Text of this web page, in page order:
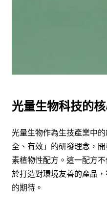
光量生物科技的
光量生物作為生技產業中
全、有效」的研發理念，
素植物性配方。這一配方
於打造對環境友善的產品
的期待。